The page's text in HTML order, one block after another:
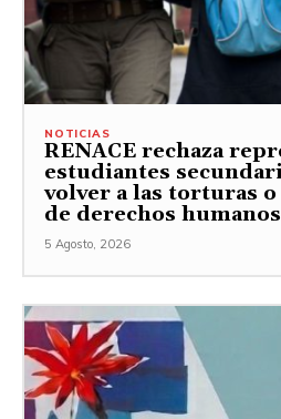
NOTICIAS
RENACE rechaza
estudiantes
volver a las torturas
de derechos
5 Agosto, 2026